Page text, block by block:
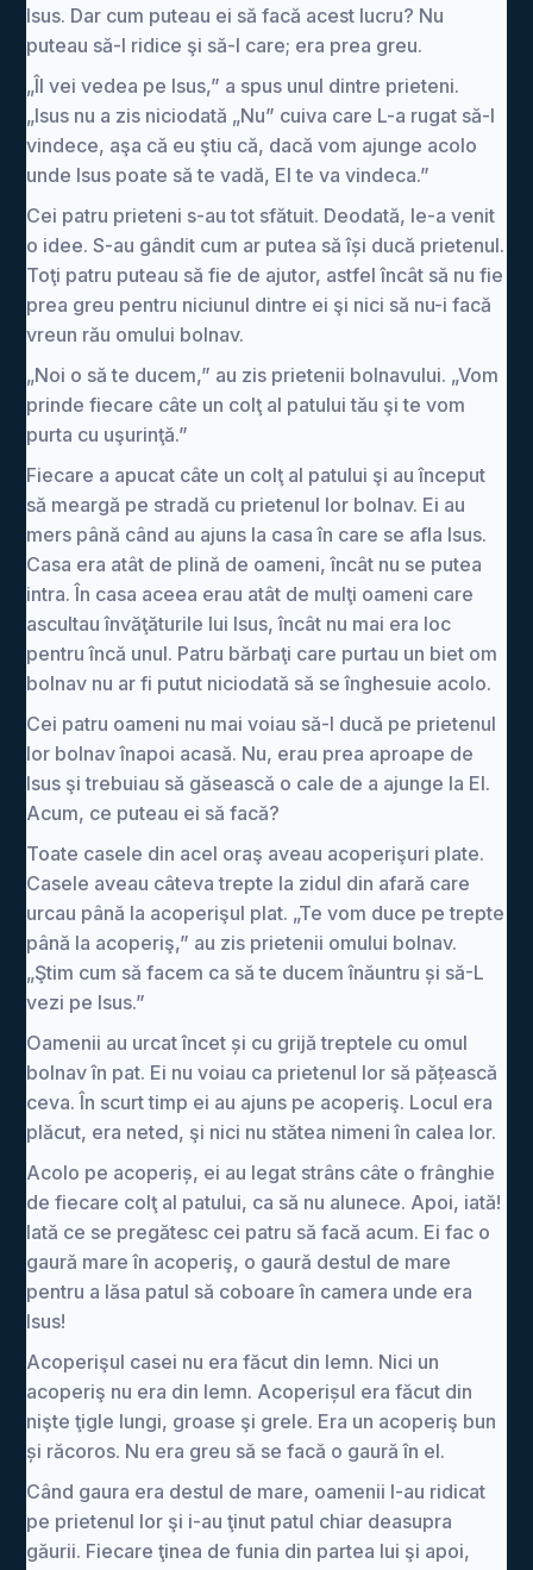
Isus. Dar cum puteau ei să facă acest lucru? Nu
puteau să-l ridice şi să-l care; era prea greu.
„Îl vei vedea pe Isus,” a spus unul dintre prieteni.
„Isus nu a zis niciodată „Nu” cuiva care L-a rugat să-l
vindece, aşa că eu ştiu că, dacă vom ajunge acolo
unde Isus poate să te vadă, El te va vindeca.”
Cei patru prieteni s-au tot sfătuit. Deodată, le-a venit
o idee. S-au gândit cum ar putea să își ducă prietenul.
Toţi patru puteau să fie de ajutor, astfel încât să nu fie
prea greu pentru niciunul dintre ei şi nici să nu-i facă
vreun rău omului bolnav.
„Noi o să te ducem,” au zis prietenii bolnavului. „Vom
prinde fiecare câte un colţ al patului tău şi te vom
purta cu uşurinţă.”
Fiecare a apucat câte un colţ al patului şi au început
să meargă pe stradă cu prietenul lor bolnav. Ei au
mers până când au ajuns la casa în care se afla Isus.
Casa era atât de plină de oameni, încât nu se putea
intra. În casa aceea erau atât de mulţi oameni care
ascultau învăţăturile lui Isus, încât nu mai era loc
pentru încă unul. Patru bărbaţi care purtau un biet om
bolnav nu ar fi putut niciodată să se înghesuie acolo.
Cei patru oameni nu mai voiau să-l ducă pe prietenul
lor bolnav înapoi acasă. Nu, erau prea aproape de
Isus şi trebuiau să găsească o cale de a ajunge la El.
Acum, ce puteau ei să facă?
Toate casele din acel oraş aveau acoperişuri plate.
Casele aveau câteva trepte la zidul din afară care
urcau până la acoperişul plat. „Te vom duce pe trepte
până la acoperiş,” au zis prietenii omului bolnav.
„Ştim cum să facem ca să te ducem înăuntru și să-L
vezi pe Isus.”
Oamenii au urcat încet și cu grijă treptele cu omul
bolnav în pat. Ei nu voiau ca prietenul lor să pățească
ceva. În scurt timp ei au ajuns pe acoperiş. Locul era
plăcut, era neted, şi nici nu stătea nimeni în calea lor.
Acolo pe acoperiș, ei au legat strâns câte o frânghie
de fiecare colţ al patului, ca să nu alunece. Apoi, iată!
Iată ce se pregătesc cei patru să facă acum. Ei fac o
gaură mare în acoperiş, o gaură destul de mare
pentru a lăsa patul să coboare în camera unde era
Isus!
Acoperişul casei nu era făcut din lemn. Nici un
acoperiş nu era din lemn. Acoperișul era făcut din
nişte ţigle lungi, groase şi grele. Era un acoperiş bun
și răcoros. Nu era greu să se facă o gaură în el.
Când gaura era destul de mare, oamenii l-au ridicat
pe prietenul lor şi i-au ţinut patul chiar deasupra
găurii. Fiecare ţinea de funia din partea lui şi apoi,